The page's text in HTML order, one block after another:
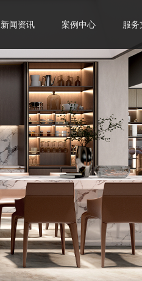
新闻资讯 案例中心 服务